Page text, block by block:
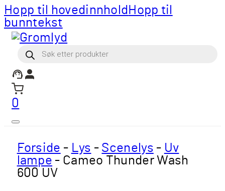
Hopp til hovedinnhold Hopp til
bunntekst
Products
search
0
Forside - Lys - Scenelys - Uv
lampe - Cameo Thunder Wash
600 UV